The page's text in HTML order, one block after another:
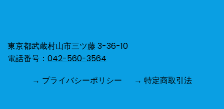
東京都武蔵村山市三ツ藤 3-36-10
電話番号： 042-560-3564
→ プライバシーポリシー
→ 特定商取引法